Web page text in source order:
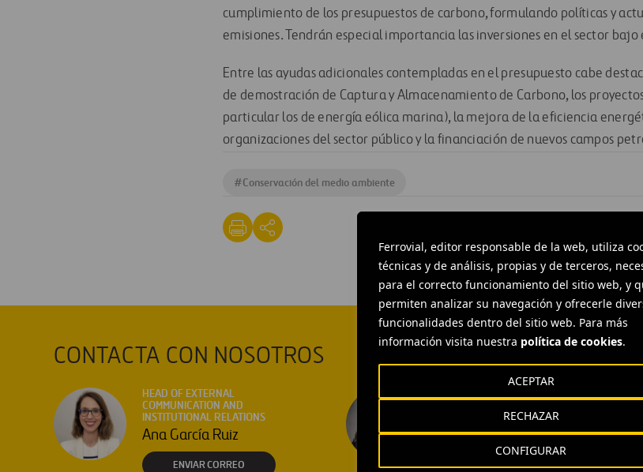
Ferrovial, editor responsable de la web, utiliza
técnicas y de análisis, propias y de terceros,
para el correcto funcionamiento del sitio web, y
permiten analizar su navegación y ofrecerle
funcionalidades dentro del sitio web. Para más
información visita nuestra política de cookies.
CONFIGURAR
RECHAZAR
ACEPTAR
cumplimiento de los presupuestos de carbono, formulando políticas y
emisiones. Tendrán especial importancia las inversiones en el sector bajo
Entre las ayudas adicionales contempladas en el presupuesto cabe
de demostración de Captura y Almacenamiento de Carbono, los
particular los de energía eólica marina), la mejora de la eficiencia
organizaciones del sector público y la financiación de nuevos campos
#Conservación del medio ambiente
CONTACTA CON NOSOTROS
HEAD OF EXTERNAL
COMMUNICATION AND
INSTITUTIONAL RELATIONS
Ana García Ruiz
ENVIAR CORREO
Isabel Muñoz Torres
ENVIAR CORREO